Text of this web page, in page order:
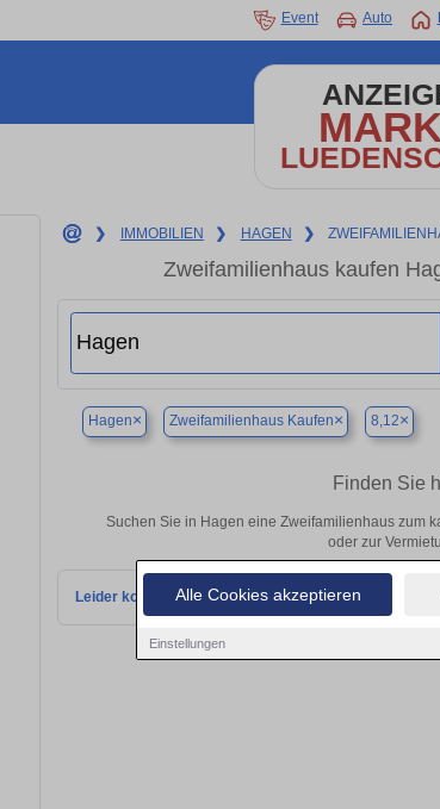
Alle Cookies akzeptieren
Einstellungen
Event Auto
❯ IMMOBILIEN ❯ HAGEN ❯
Zweifamilienhaus kaufen
Hagen× Zweifamilienhaus Kaufen× 8,12×
Finden Sie
Suchen Sie in Hagen eine Zweifamilienhaus zum
oder zur
Leider konnten wir derzeit keine passenden Objekte